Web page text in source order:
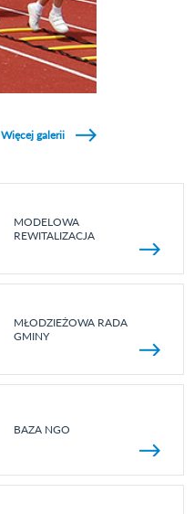
Więcej galerii
MODELOWA
REWITALIZACJA
MŁODZIEŻOWA RADA
GMINY
BAZA NGO